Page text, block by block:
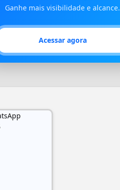
Ganhe mais visibilidade e alcance.
Acessar agora